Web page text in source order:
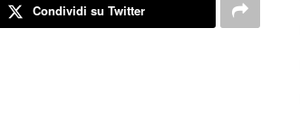
Condividi su Twitter